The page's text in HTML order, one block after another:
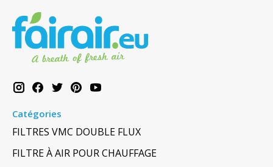
Catégories
FILTRES VMC DOUBLE FLUX
FILTRE À AIR POUR CHAUFFAGE